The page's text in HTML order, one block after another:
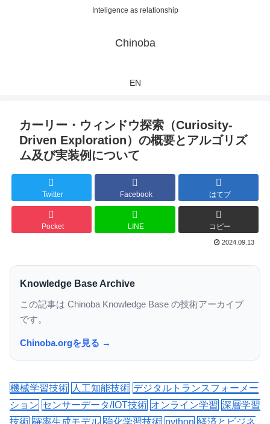
Inteligence as relationship
Chinoba
EN
カーリー・ウィンドウ探索（Curiosity-
Driven Exploration）の概要とアルゴリズ
ム及び実装例について
Twitter Facebook はてブ
Pocket LINE コピー
2024.09.13
Knowledge Base Archive
この記事は Chinoba Knowledge Base の技術アーカイブ
です。
Chinoba.orgを見る →
機械学習技術 人工知能技術 デジタルトランスフォーメー
ション センサーデータ/IOT技術 オンライン学習 深層学習